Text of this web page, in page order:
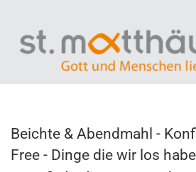
Beichte & Abendmahl -
Free - Dinge die wir los